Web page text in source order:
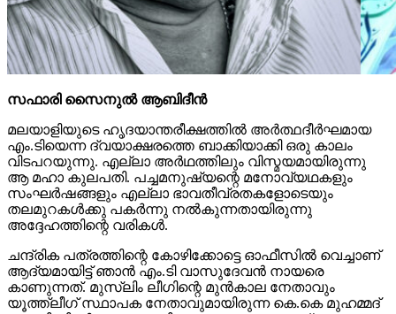
സഫാരി സൈനുല്‍ ആബിദീന്‍
മലയാളിയുടെ ഹൃദയാന്തരീക്ഷത്തില്‍ അര്‍ത്ഥദീര്‍ഘമായ
എം.ടിയെന്ന ദ്വയാക്ഷരത്തെ ബാക്കിയാക്കി ഒരു കാലം
വിടപറയുന്നു. എല്ലാ അര്‍ഥത്തിലും വിസ്മയമായിരുന്നു
ആ മഹാ കുലപതി. പച്ചമനുഷ്യന്റെ മനോവ്യഥകളും
സംഘര്‍ഷങ്ങളും എല്ലാ ഭാവതീവ്രതകളോടെയും
തലമുറകള്‍ക്കു പകര്‍ന്നു നല്‍കുന്നതായിരുന്നു
അദ്ദേഹത്തിന്റെ വരികള്‍.
ചന്ദ്രിക പത്രത്തിന്റെ കോഴിക്കോട്ടെ ഓഫീസില്‍ വെച്ചാണ്
ആദ്യമായിട്ട് ഞാന്‍ എം.ടി വാസുദേവന്‍ നായരെ
കാണുന്നത്. മുസ്ലിം ലീഗിന്റെ മുന്‍കാല നേതാവും
യൂത്ത്ലീഗ് സ്ഥാപക നേതാവുമായിരുന്ന കെ.കെ മുഹമ്മദ്